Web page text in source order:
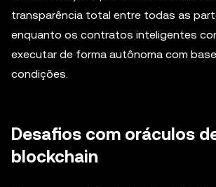
transparência total entre todas as
enquanto os contratos inteligentes
executar de forma autônoma com
condições.
Desafios com oráculos
blockchain